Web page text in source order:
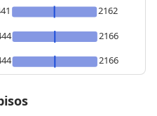
2162
2166
2166